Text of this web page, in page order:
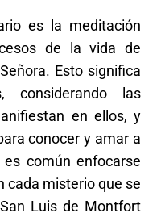
es la meditación
de la vida de
Esto significa
considerando las
en ellos, y
conocer y amar a
común enfocarse
cada misterio que se
Luis de Montfort